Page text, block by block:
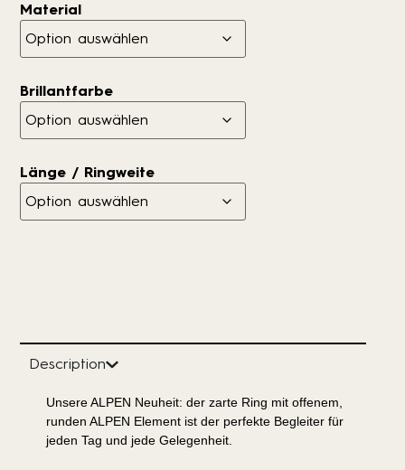
Material
Brillantfarbe
Länge / Ringweite
Description
Unsere ALPEN Neuheit: der zarte Ring mit offenem,
runden ALPEN Element ist der perfekte Begleiter für
jeden Tag und jede Gelegenheit.